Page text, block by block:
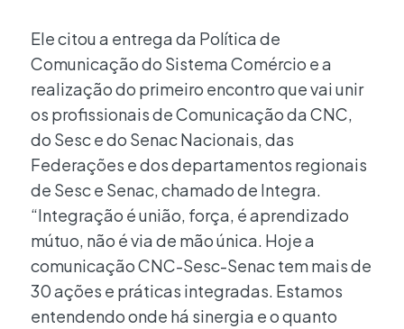
Ele citou a entrega da Política de
Comunicação do Sistema Comércio e a
realização do primeiro encontro que vai unir
os profissionais de Comunicação da CNC,
do Sesc e do Senac Nacionais, das
Federações e dos departamentos regionais
de Sesc e Senac, chamado de Integra.
“Integração é união, força, é aprendizado
mútuo, não é via de mão única. Hoje a
comunicação CNC-Sesc-Senac tem mais de
30 ações e práticas integradas. Estamos
entendendo onde há sinergia e o quanto